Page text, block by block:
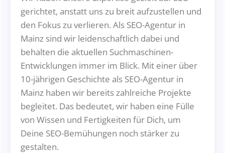
gerichtet, anstatt uns zu breit aufzustellen und
den Fokus zu verlieren. Als SEO-Agentur in
Mainz sind wir leidenschaftlich dabei und
behalten die aktuellen Suchmaschinen-
Entwicklungen immer im Blick. Mit einer über
10-jährigen Geschichte als SEO-Agentur in
Mainz haben wir bereits zahlreiche Projekte
begleitet. Das bedeutet, wir haben eine Fülle
von Wissen und Fertigkeiten für Dich, um
Deine SEO-Bemühungen noch stärker zu
gestalten.